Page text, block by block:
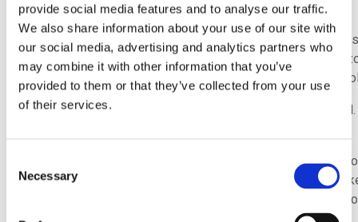
provide social media features and to analyse our traffic.
We also share information about your use of our site with
our social media, advertising and analytics partners who
may combine it with other information that you’ve
provided to them or that they’ve collected from your use
of their services.
Selection
Necessary
Challenges
De scope van dit onderzoek was beperkt. Het richtte
elektriciteitsproductie zijn niet meegenomen in het
snelheid zullen technologische ontwikkelingen elkaar
Het onderzoek schetst daarom vooral een indicatief
Daarnaast zijn de ontwikkelingen in andere sectoren in
Thema’s buiten de scope van dit onderzoek kunnen
zorgwekkende stoffen (ZZS). Dit zijn allen onderwerpen